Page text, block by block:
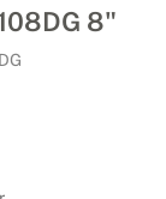
8"